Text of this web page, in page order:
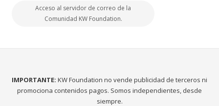
Acceso al servidor de correo de la
Comunidad KW Foundation.
IMPORTANTE: KW Foundation no vende publicidad de terceros ni
promociona contenidos pagos. Somos independientes, desde
siempre.